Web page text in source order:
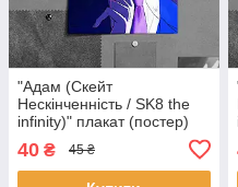
"Адам (Скейт
Нескінченність / SK8 the
infinity)" плакат (постер)
40 ₴ 45 ₴